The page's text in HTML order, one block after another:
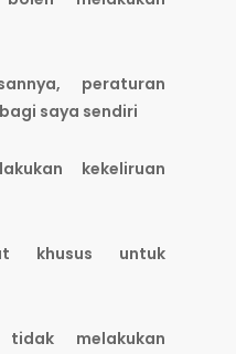
peraturan
saya sendiri
kekeliruan
khusus untuk
melakukan